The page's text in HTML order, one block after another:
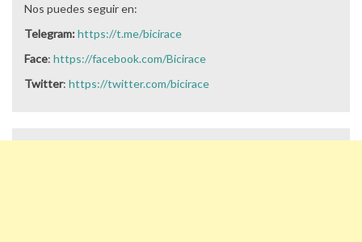
Nos puedes seguir en:
Telegram:https://t.me/bicirace
Face: https://facebook.com/Bicirace
Twitter: https://twitter.com/bicirace